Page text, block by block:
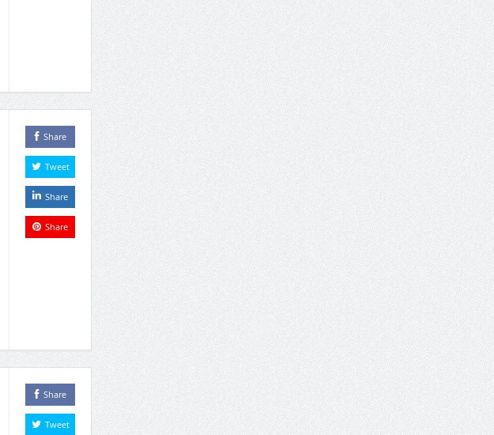
Share
Tweet
Share
Share
Share
Tweet